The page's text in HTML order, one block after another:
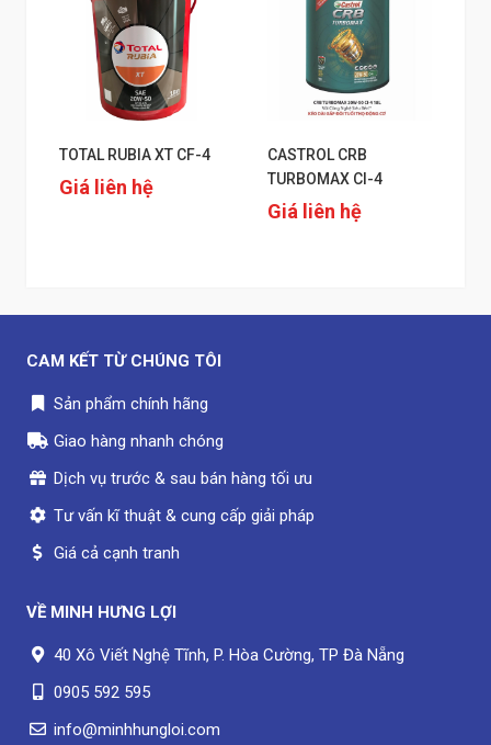
TOTAL RUBIA XT CF-4
Giá liên hệ
CASTROL CRB
TURBOMAX CI-4
Giá liên hệ
CAM KẾT TỪ CHÚNG TÔI
Sản phẩm chính hãng
Giao hàng nhanh chóng
Dịch vụ trước & sau bán hàng tối ưu
Tư vấn kĩ thuật & cung cấp giải pháp
Giá cả cạnh tranh
VỀ MINH HƯNG LỢI
40 Xô Viết Nghệ Tĩnh, P. Hòa Cường, TP Đà Nẵng
0905 592 595
info@minhhungloi.com